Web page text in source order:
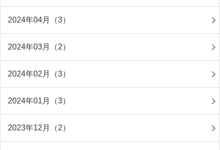
2024年04月（3）
2024年03月（2）
2024年02月（3）
2024年01月（3）
2023年12月（2）